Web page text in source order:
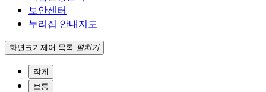
보안센터
누리집 안내지도
화면크기제어 목록 펼치기
작게
보통